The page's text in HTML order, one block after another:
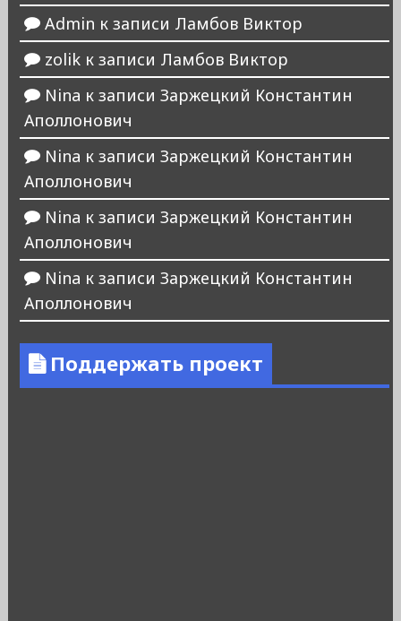
Admin к записи Ламбов Виктор
zolikк записи Ламбов Виктор
Nina к записи Заржецкий Константин
Аполлонович
Nina к записи Заржецкий Константин
Аполлонович
Nina к записи Заржецкий Константин
Аполлонович
Nina к записи Заржецкий Константин
Аполлонович
Поддержать проект